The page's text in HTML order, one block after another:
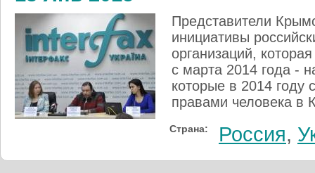
Представители
инициативы
организаций,
с марта 2014 года -
которые в 2014 году
правами человека в
Страна: Россия,